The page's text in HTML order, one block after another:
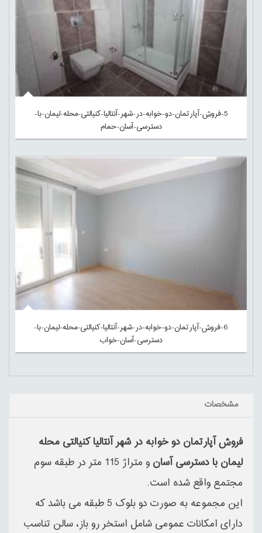
5-فروش-آپارتمان-دو-خوابه-در-شهر-آنتالیا-کنیالتی-محله-لیمان-با-
دسترسی-آسان-حمام
6-فروش-آپارتمان-دو-خوابه-در-شهر-آنتالیا-کنیالتی-محله-لیمان-با-
دسترسی-آسان-خواب
مشخصات
فروش آپارتمان دو خوابه در شهر آنتالیا کنیالتی محله
لیمان با دسترسی آسان
و متراژ 115 متر در طبقه سوم
مجتمع واقع شده است.
این مجموعه به صورت دو بلوک 5 طبقه می باشد که
دارای امکانات عمومی شامل استخر رو باز، سالن تناسب